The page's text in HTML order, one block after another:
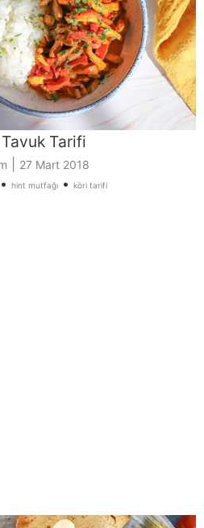
Tarifi
27 Mart 2018
• hint mutfağı • köri tarifi